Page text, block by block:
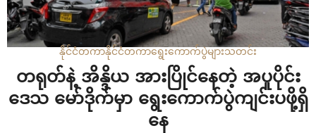
နိုင်ငံတကာနိုင်ငံတကာရွေးကောက်ပွဲများသတင်း
တရုတ်နဲ့ အိန္ဒိယ အားပြိုင်နေတဲ့ အပူပိုင်း
ဒေသ မော်ဒိုက်မှာ ရွေးကောက်ပွဲကျင်းပဖို့ရှိ
နေ